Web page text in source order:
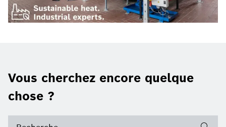
Vous cherchez encore quelque
chose ?